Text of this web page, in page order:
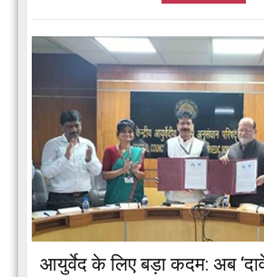
आयुर्वेद के लिए बड़ा कदम: अब